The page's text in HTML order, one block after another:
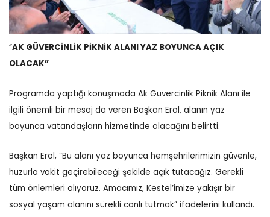
“AK GÜVERCİNLİK PİKNİK ALANI YAZ BOYUNCA AÇIK
OLACAK”
Programda yaptığı konuşmada Ak Güvercinlik Piknik Alanı ile
ilgili önemli bir mesaj da veren Başkan Erol, alanın yaz
boyunca vatandaşların hizmetinde olacağını belirtti.
Başkan Erol, “Bu alanı yaz boyunca hemşehrilerimizin güvenle,
huzurla vakit geçirebileceği şekilde açık tutacağız. Gerekli
tüm önlemleri alıyoruz. Amacımız, Kestel’imize yakışır bir
sosyal yaşam alanını sürekli canlı tutmak” ifadelerini kullandı.